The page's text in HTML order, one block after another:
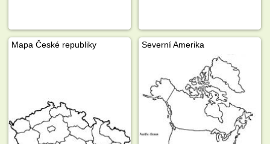
Mapa České republiky Severní Amerika